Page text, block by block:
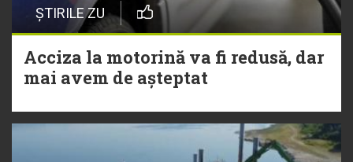
ȘTIRILE ZU
Acciza la motorină va fi redusă, dar
mai avem de așteptat